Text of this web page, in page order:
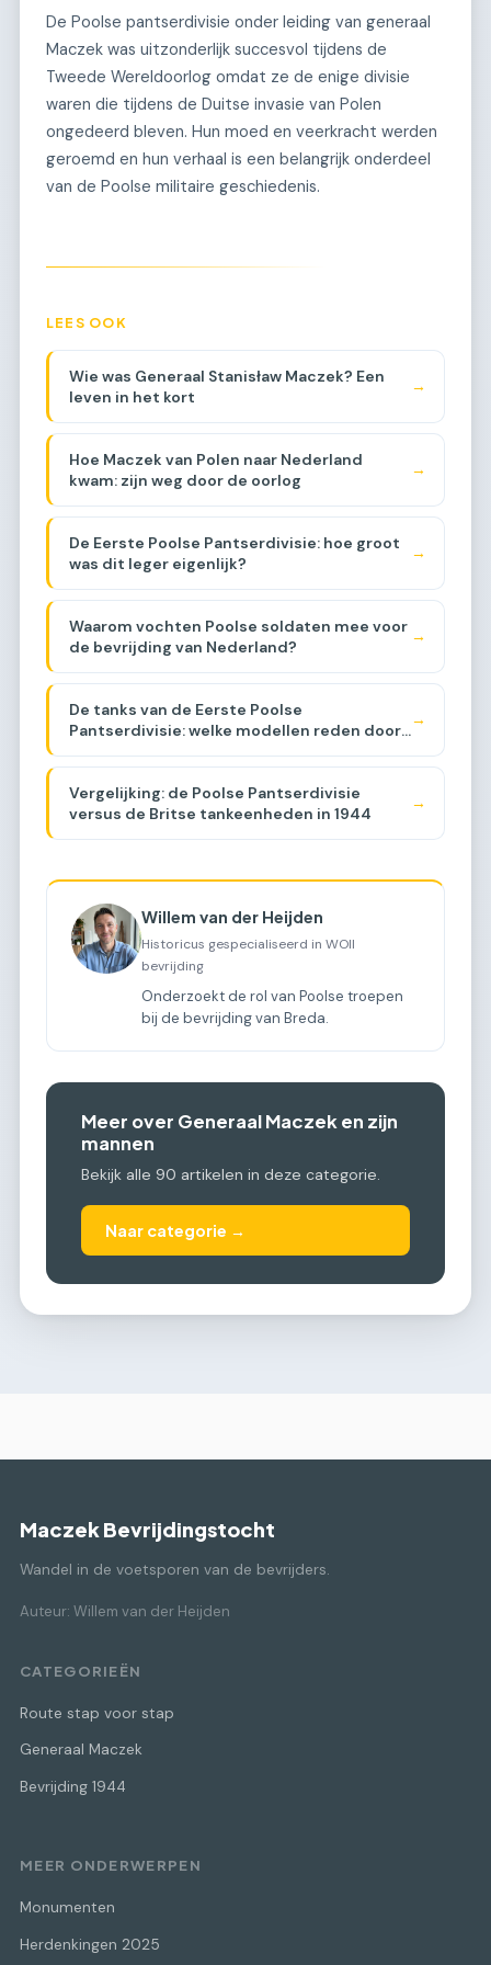
De Poolse pantserdivisie onder leiding van generaal
Maczek was uitzonderlijk succesvol tijdens de
Tweede Wereldoorlog omdat ze de enige divisie
waren die tijdens de Duitse invasie van Polen
ongedeerd bleven. Hun moed en veerkracht werden
geroemd en hun verhaal is een belangrijk onderdeel
van de Poolse militaire geschiedenis.
LEES OOK
Wie was Generaal Stanisław Maczek? Een
leven in het kort
→
Hoe Maczek van Polen naar Nederland
kwam: zijn weg door de oorlog
→
De Eerste Poolse Pantserdivisie: hoe groot
was dit leger eigenlijk?
→
Waarom vochten Poolse soldaten mee voor
de bevrijding van Nederland?
→
De tanks van de Eerste Poolse
Pantserdivisie: welke modellen reden door
Brabant?
→
Vergelijking: de Poolse Pantserdivisie
versus de Britse tankeenheden in 1944
→
Willem van der Heijden
Historicus gespecialiseerd in WOII
bevrijding
Onderzoekt de rol van Poolse troepen
bij de bevrijding van Breda.
Meer over Generaal Maczek en zijn
mannen
Bekijk alle 90 artikelen in deze categorie.
Naar categorie →
Maczek Bevrijdingstocht
Wandel in de voetsporen van de bevrijders.
Auteur: Willem van der Heijden
CATEGORIEËN
Route stap voor stap
Generaal Maczek
Bevrijding 1944
MEER ONDERWERPEN
Monumenten
Herdenkingen 2025